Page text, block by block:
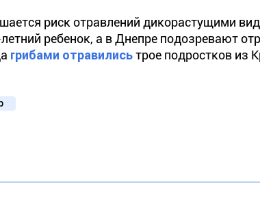
риск отравлений дикорастущими
ребенок, а в Днепре подозревают
грибами отравилисьтрое подростков из